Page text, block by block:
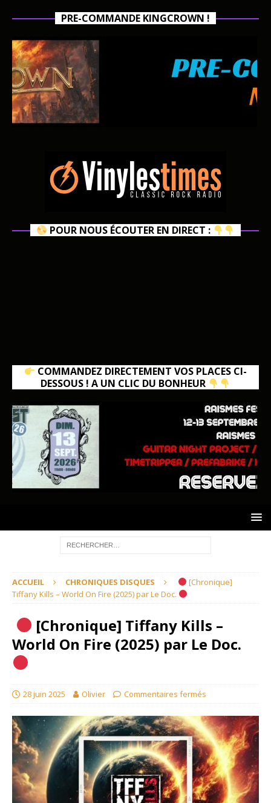
PRE-COMMANDE KINGCROWN !
POUR NOUS ÉCOUTER EN DIRECT :
COMMANDEZ DIRECTEMENT VOS PLACES CI-
DESSOUS ! A UN CLIC DU BONHEUR
ACCUEIL CHRONIQUES DISQUES
[Chronique]
Tiffany Kills – World On Fire (2025) par Le Doc.
[Chronique] Tiffany Kills –
World On Fire (2025) par Le Doc.
28 juin 2025 Olivier Commentaires fermés